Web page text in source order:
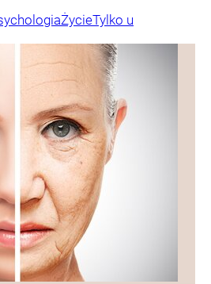
ŻycieTylko u